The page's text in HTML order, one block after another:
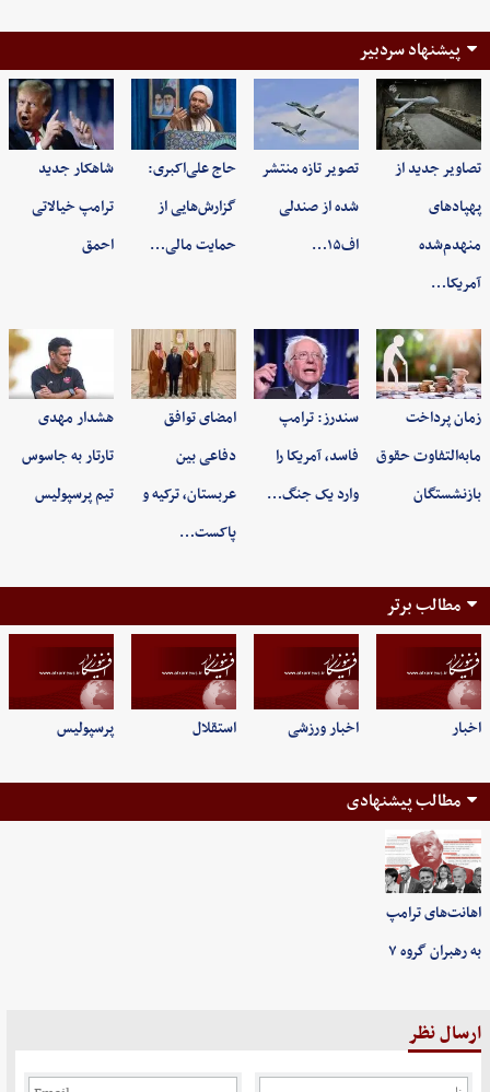
پیشنهاد سردبیر
تصاویر جدید از
پهپادهای
منهدم‌شده
آمریکا…
تصویر تازه منتشر
شده از صندلی
اف۱۵…
حاج علی‌اکبری:
گزارش‌هایی از
حمایت مالی…
شاهکار جدید
ترامپ خیالاتی
احمق
زمان پرداخت
مابه‌التفاوت حقوق
بازنشستگان
سندرز: ترامپ
فاسد، آمریکا را
وارد یک جنگ…
امضای توافق
دفاعی بین
عربستان، ترکیه و
پاکست…
هشدار مهدی
تارتار به جاسوس
تیم پرسپولیس
مطالب برتر
اخبار اخبار ورزشی استقلال پرسپولیس
مطالب پیشنهادی
اهانت‌های ترامپ
به رهبران گروه ۷
ارسال نظر